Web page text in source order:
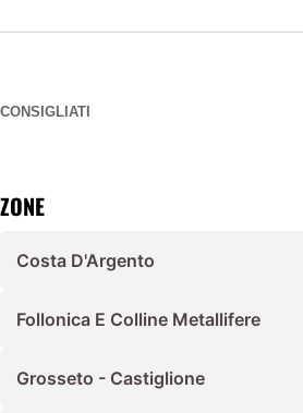
CONSIGLIATI
ZONE
Costa D'Argento
Follonica E Colline Metallifere
Grosseto - Castiglione